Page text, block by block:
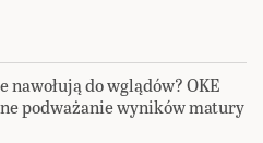
nawołują do wglądów? OKE
podważanie wyników matury